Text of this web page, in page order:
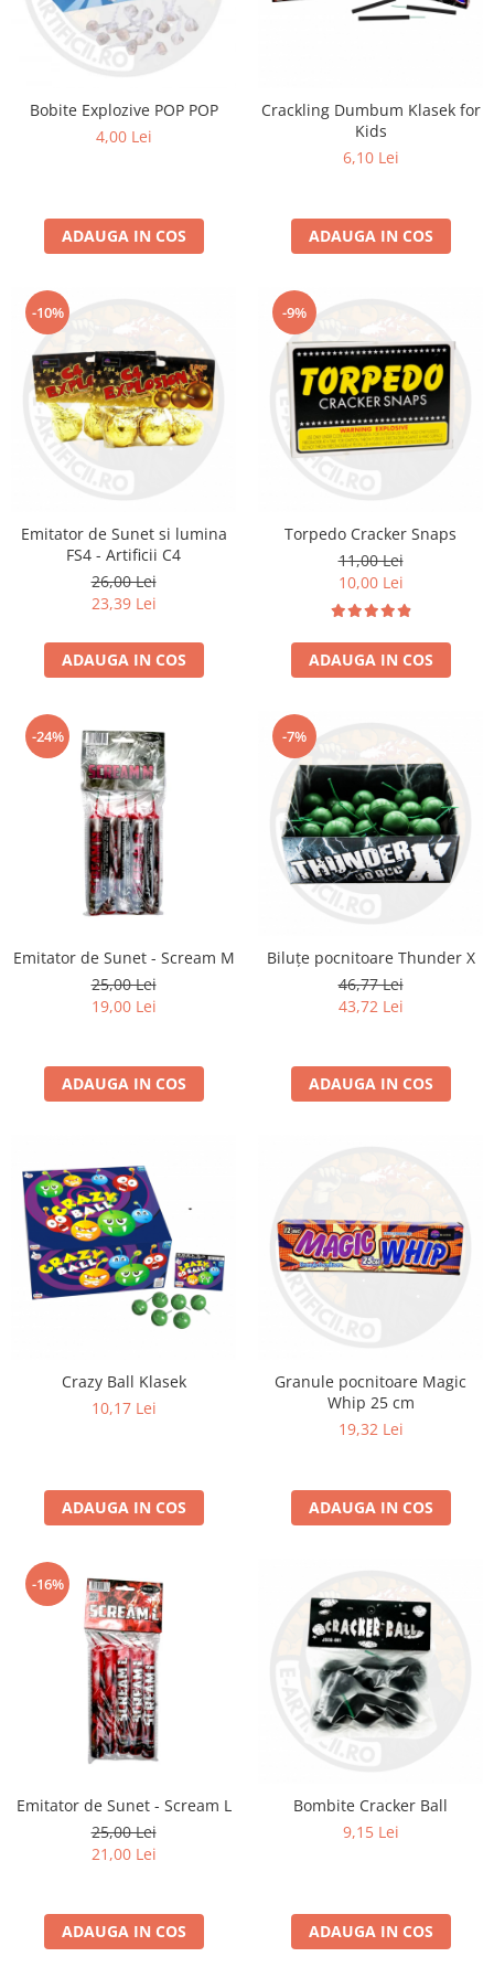
Bobite Explozive POP POP
4,00 Lei
ADAUGA IN COS
Crackling Dumbum Klasek for
Kids
6,10 Lei
ADAUGA IN COS
-10%
Emitator de Sunet si lumina
FS4 - Artificii C4
26,00 Lei
23,39 Lei
ADAUGA IN COS
-9%
Torpedo Cracker Snaps
11,00 Lei
10,00 Lei
ADAUGA IN COS
-24%
Emitator de Sunet - Scream M
25,00 Lei
19,00 Lei
ADAUGA IN COS
-7%
Biluțe pocnitoare Thunder X
46,77 Lei
43,72 Lei
ADAUGA IN COS
Crazy Ball Klasek
10,17 Lei
ADAUGA IN COS
Granule pocnitoare Magic
Whip 25 cm
19,32 Lei
ADAUGA IN COS
-16%
Emitator de Sunet - Scream L
25,00 Lei
21,00 Lei
ADAUGA IN COS
Bombite Cracker Ball
9,15 Lei
ADAUGA IN COS